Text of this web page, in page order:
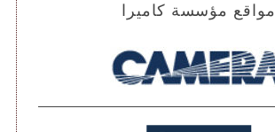
مواقع مؤسسة كاميرا